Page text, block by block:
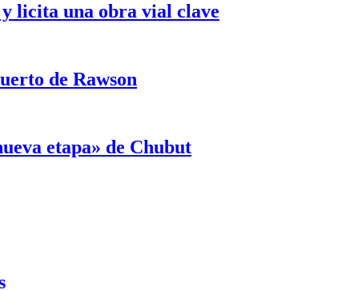
licita una obra vial clave
de Rawson
etapa» de Chubut